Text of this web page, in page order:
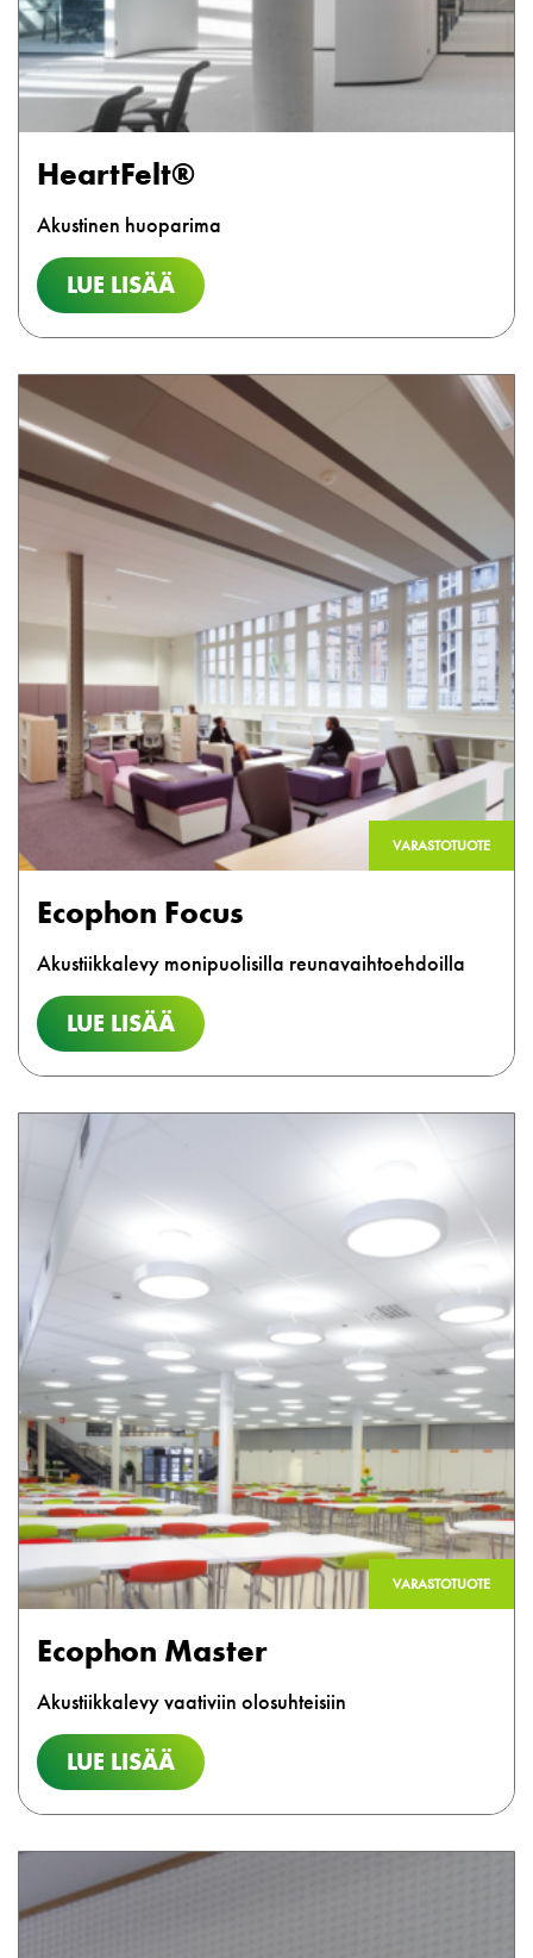
HeartFelt®
Akustinen huoparima
LUE LISÄÄ
VARASTOTUOTE
Ecophon Focus
Akustiikkalevy monipuolisilla reunavaihtoehdoilla
LUE LISÄÄ
VARASTOTUOTE
Ecophon Master
Akustiikkalevy vaativiin olosuhteisiin
LUE LISÄÄ